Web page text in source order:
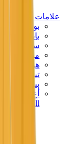
علامات أخرى
بوما
بايب
سالومون
ميزون ميهارا
هوكا
تيمبرلاند
بيركنستوك
أغ
View All